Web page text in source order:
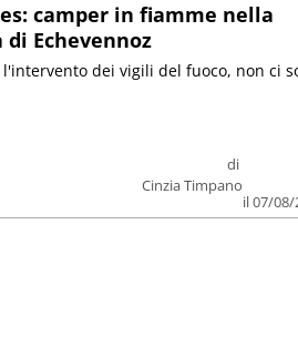
camper in fiamme nella
Echevennoz
di
Cinzia Timpano
il 07/08/
l'intervento dei vigili del fuoco, non ci